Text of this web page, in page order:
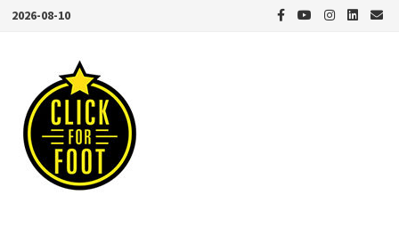
Passer
2026-08-10